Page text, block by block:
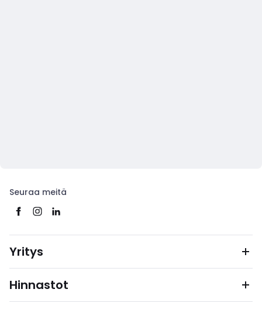
Seuraa meitä
Yritys
Hinnastot